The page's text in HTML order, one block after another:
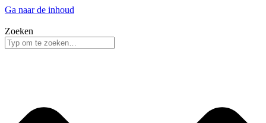
Ga naar de inhoud
Zoeken